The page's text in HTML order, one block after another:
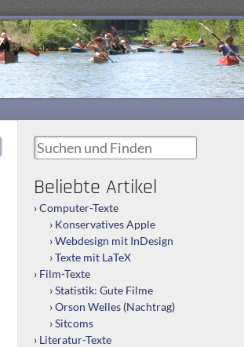
Suchen und Finden
Beliebte Artikel
Computer-Texte
Konservatives Apple
Webdesign mit InDesign
Texte mit LaTeX
Film-Texte
Statistik: Gute Filme
Orson Welles (Nachtrag)
Sitcoms
Literatur-Texte